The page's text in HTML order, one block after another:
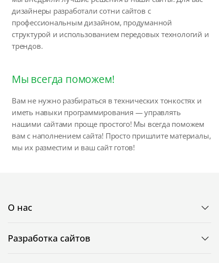
дизайнеры разработали сотни сайтов с
профессиональным дизайном, продуманной
структурой и использованием передовых технологий и
трендов.
Мы всегда поможем!
Вам не нужно разбираться в технических тонкостях и
иметь навыки программирования — управлять
нашими сайтами проще простого! Мы всегда поможем
вам с наполнением сайта! Просто пришлите материалы,
мы их разместим и ваш сайт готов!
О нас
Разработка сайтов